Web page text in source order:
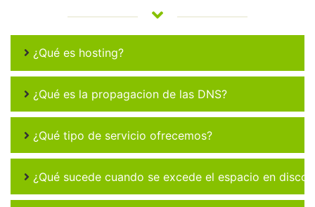
¿Qué es hosting?
¿Qué es la propagacion de las DNS?
¿Qué tipo de servicio ofrecemos?
¿Qué sucede cuando se excede el espacio en disco